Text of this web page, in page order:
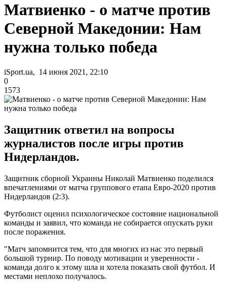
Матвиенко - о матче против
Северной Македонии: Нам
нужна только победа
iSport.ua, 14 июня 2021, 22:10
0
1573
Защитник ответил на вопросы
журналистов после игры против
Нидерландов.
Защитник сборной Украины Николай Матвиенко поделился
впечатлениями от матча группового етапа Евро-2020 против
Нидерландов (2:3).
Футболист оценил психологическое состояние национальной
команды и заявил, что команда не собирается опускать руки
после поражения.
"Матч запомнится тем, что для многих из нас это первый
большой турнир. По поводу мотивации и уверенности -
команда долго к этому шла и хотела показать свой футбол. И
местами неплохо получалось.